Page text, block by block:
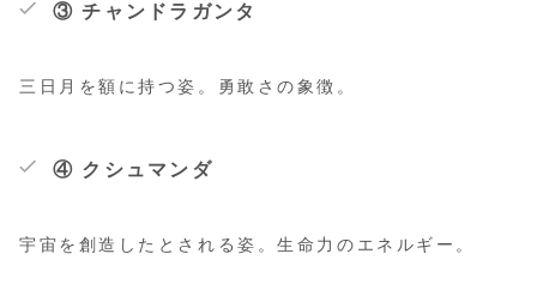
③ チャンドラガンタ
三日月を額に持つ姿。勇敢さの象徴。
④ クシュマンダ
宇宙を創造したとされる姿。生命力のエネルギー。